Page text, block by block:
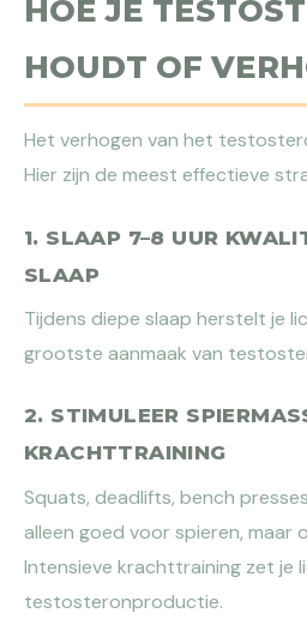
HOE JE
HOUDT OF
Het verhogen van het
Hier zijn de meest effectieve
1. SLAAP 7–8 UUR
SLAAP
Tijdens diepe slaap herstelt je
grootste aanmaak van
2. STIMULEER
KRACHTTRAINING
Squats, deadlifts, bench
alleen goed voor spieren, maar
Intensieve krachttraining zet je
testosteronproductie.